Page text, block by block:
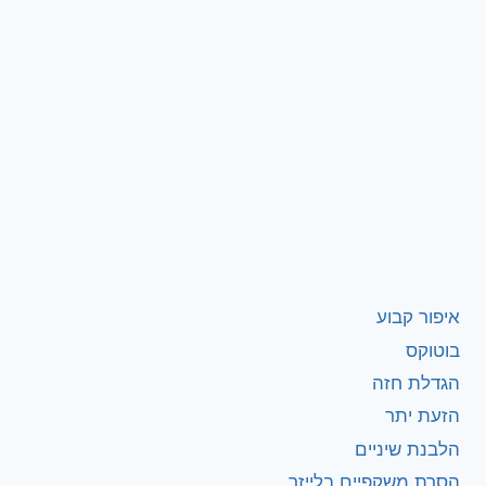
איפור קבוע
בוטוקס
הגדלת חזה
הזעת יתר
הלבנת שיניים